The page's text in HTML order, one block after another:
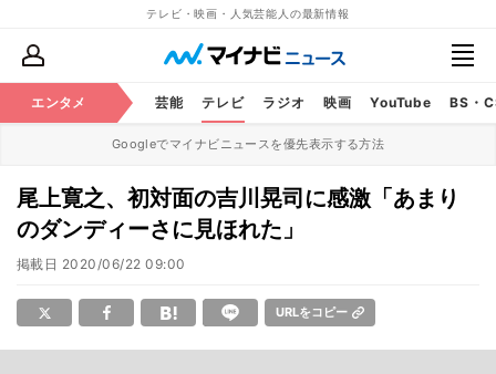
テレビ・映画・人気芸能人の最新情報
エンタメ 芸能 テレビ ラジオ 映画 YouTube BS・
Googleでマイナビニュースを優先表示する方法
尾上寛之、初対面の吉川晃司に感激「あまり
のダンディーさに見ほれた」
掲載日 2020/06/22 09:00
URLをコピー